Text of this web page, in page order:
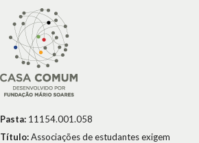
Pasta: 11154.001.058
Título:Associações de estudantes exigem